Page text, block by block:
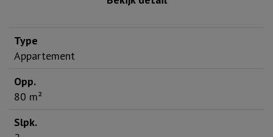
Bekijk detail
Appartement
80 m²